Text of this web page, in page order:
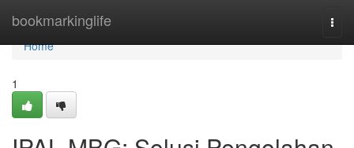
bookmarkinglife
Home
Home
1